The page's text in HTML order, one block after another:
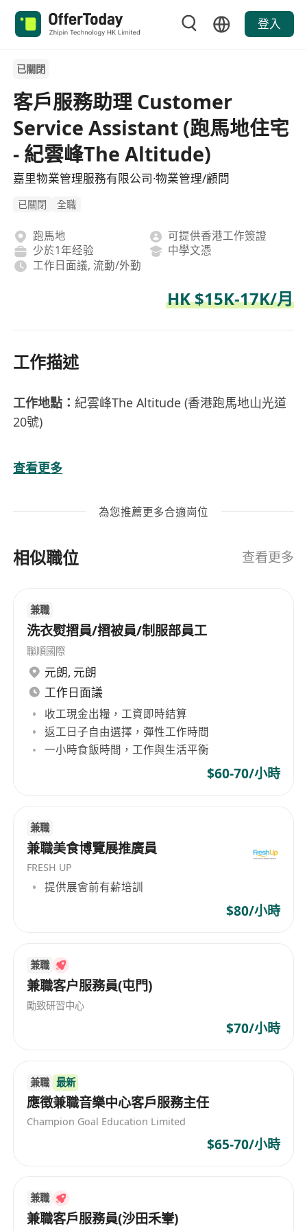
登入
已關閉
客戶服務助理 Customer
Service Assistant (跑馬地住宅
- 紀雲峰The Altitude)
嘉里物業管理服務有限公司·物業管理/顧問
已關閉 全職
跑馬地
可提供香港工作簽證
少於1年经验
中學文憑
工作日面議, 流動/外勤
HK $15K-17K/月
工作描述
工作地點： 紀雲峰The Altitude (香港跑馬地山光道
20號)
工作時間：
/ 13:30-22:30); 輪休
酌情性花紅、$3,000新人獎金、$3,000
年假、17天銀行假期、2天家庭關愛假等
• 與客戶建立關係，維持良好溝通
• 負責大堂禮賓崗位
• 處理客戶查詢及投訴
• 協助處理日常電話查詢
入職要求：
學歷及專業資格：
資歷：
．具備一年或以上相關客戶服務工作經驗優先考慮
．熟識物業管理運作為佳 ．熟識電腦操作
個人特質： 以客為專、責任感強、工作主動及積
極、擁有良好溝通技巧、能建立良好的人際關係
(申請者提供之全部資料將絕對保密及只用作招聘之
查看更多
為您推薦更多合適崗位
相似職位 查看更多
兼職
洗衣熨摺員/摺被員/制服部員工
聯順國際
元朗, 元朗
工作日面議
收工現金出糧，工資即時結算
返工日子自由選擇，彈性工作時間
一小時食飯時間，工作與生活平衡
$60-70/小時
兼職
兼職美食博覽展推廣員
FRESH UP
提供展會前有薪培訓
$80/小時
兼職
兼職客户服務員(屯門)
勵致研習中心
$70/小時
兼職 最新
應徵兼職音樂中心客戶服務主任
Champion Goal Education Limited
$65-70/小時
兼職
兼職客戶服務員(沙田禾輋)